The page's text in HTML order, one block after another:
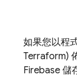
如果您以程
Terraform)
Firebase 儲